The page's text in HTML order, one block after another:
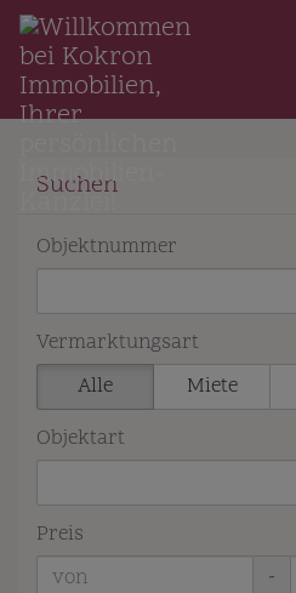
Suchen
Objektnummer
Vermarktungsart
Alle
Miete
Objektart
Preis
-